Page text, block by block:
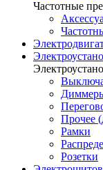
Частотные
Прочее
Рамки
Розетки